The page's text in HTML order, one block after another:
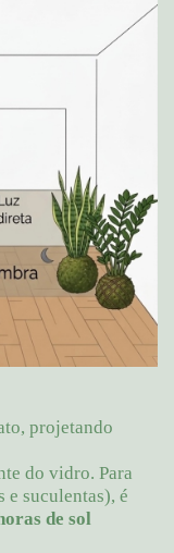
projetando
do vidro. Para
e suculentas), é
de sol